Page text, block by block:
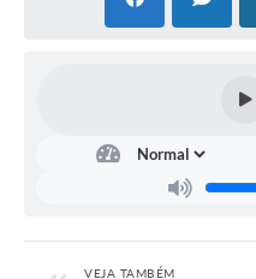
VEJA TAMBÉM